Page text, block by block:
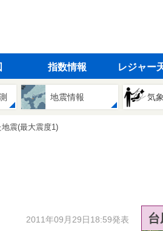
指数情報 レジャー
地震情報 気
震(最大震度1)
2011年09月29日18:59発表